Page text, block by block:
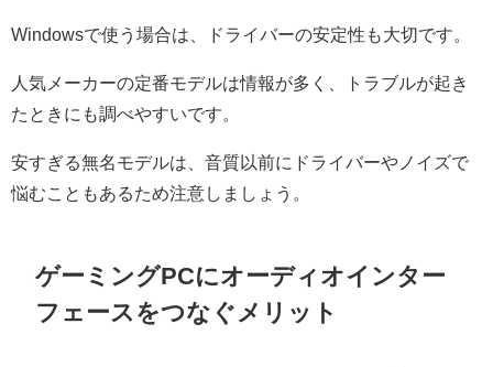
Windowsで使う場合は、ドライバーの安定性も大切です。
人気メーカーの定番モデルは情報が多く、トラブルが起き
たときにも調べやすいです。
安すぎる無名モデルは、音質以前にドライバーやノイズで
悩むこともあるため注意しましょう。
ゲーミングPCにオーディオインター
フェースをつなぐメリット